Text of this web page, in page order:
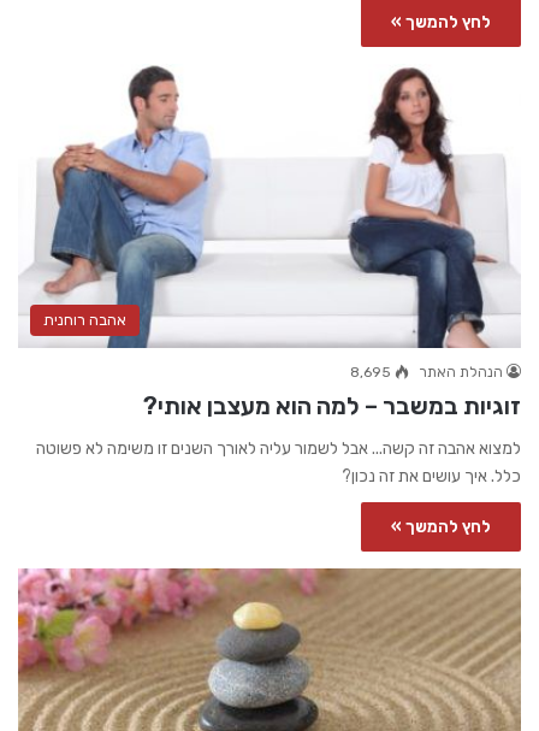
לחץ להמשך »
אהבה רוחנית
הנהלת האתר 8,695
זוגיות במשבר – למה הוא מעצבן אותי?
למצוא אהבה זה קשה... אבל לשמור עליה לאורך השנים זו משימה לא פשוטה
כלל. איך עושים את זה נכון?
לחץ להמשך »